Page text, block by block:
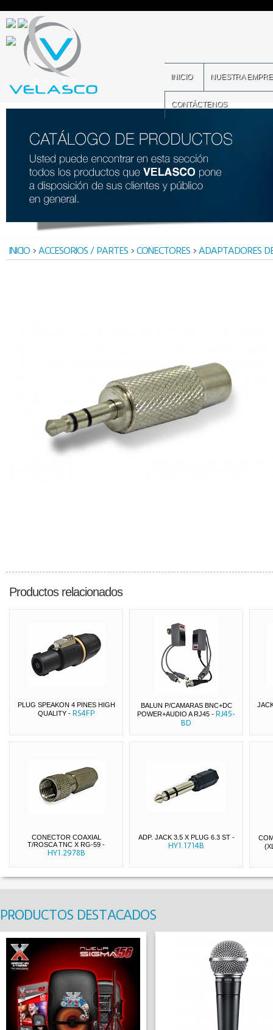
INICIO NUESTRA
CONTÁCTENOS
INICIO > ACCESORIOS / PARTES > CONECTORES > ADAPTADORES
Productos relacionados
PLUG SPEAKON 4 PINES HIGH
QUALITY- RS4FP
BALUN P/CAMARAS BNC+DC
POWER+AUDIO A RJ45 - RJ45-
BD
CONECTOR COAXIAL
T/ROSCA TNC X RG-59 -
HY1.2978B
ADP. JACK 3.5 X PLUG 6.3 ST-
HY1.1714B
PRODUCTOS DESTACADOS